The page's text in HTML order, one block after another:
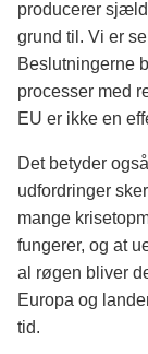
producerer
grund til. Vi er
Beslutningerne
processer med
EU er ikke en
Det betyder
udfordringer
mange
fungerer, og at
al røgen bliver
Europa og
tid.